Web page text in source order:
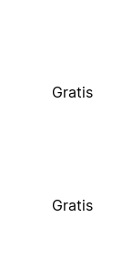
Gratis
Gratis